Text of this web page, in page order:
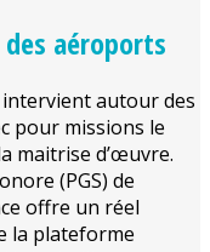
aéroports
autour des
pour missions le
maitrise d’œuvre.
(PGS) de
offre un réel
la plateforme